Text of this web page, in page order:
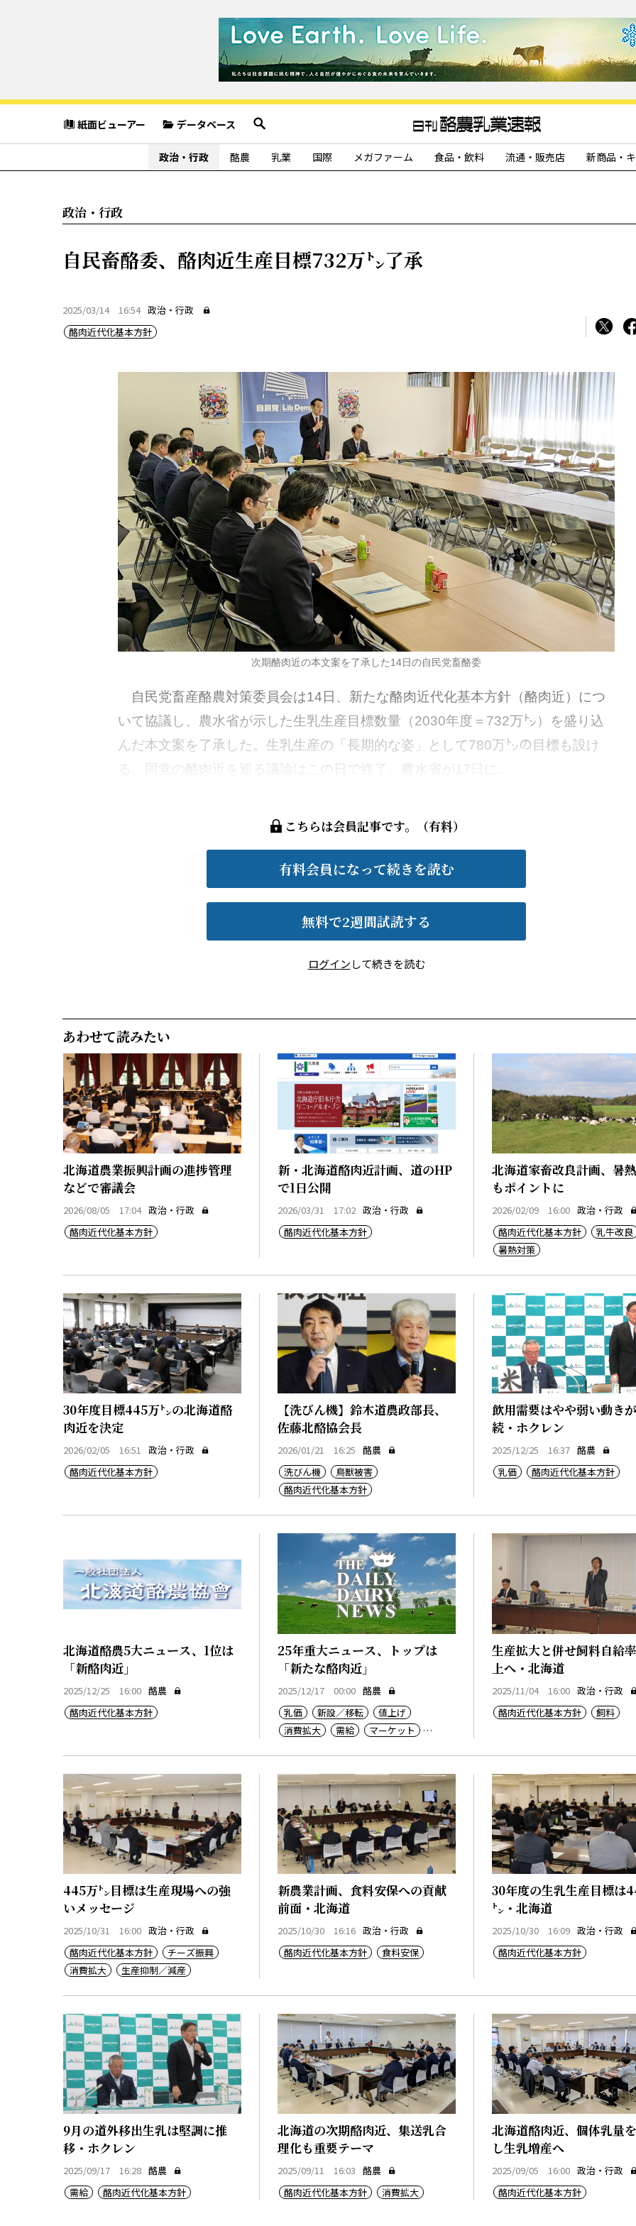
紙面ビューアー データベース
政治・行政 酪農 乳業 国際 メガファーム 食品・飲料 流通・販売店 新商品・
政治・行政
自民畜酪委、酪肉近生産目標732万㌧了承
2025/03/14 16:54 政治・行政
酪肉近代化基本方針
次期酪肉近の本文案を了承した14日の自民党畜酪委
自民党畜産酪農対策委員会は14日、新たな酪肉近代化基本方針（酪肉近）につ
いて協議し、農水省が示した生乳生産目標数量（2030年度＝732万㌧）を盛り込
んだ本文案を了承した。生乳生産の「長期的な姿」として780万㌧の目標も設け
る。同党の酪肉近を巡る議論はこの日で終了。農水省が17日に...
こちらは会員記事です。（有料）
有料会員になって続きを読む
無料で2週間試読する
ログインして続きを読む
あわせて読みたい
北海道農業振興計画の進捗管理
などで審議会
2026/08/05 17:04 政治・行政
酪肉近代化基本方針
新・北海道酪肉近計画、道のHP
で1日公開
2026/03/31 17:02 政治・行政
酪肉近代化基本方針
北海道家畜改良計画、暑
もポイントに
2026/02/09 16:00 政治・行政
酪肉近代化基本方針
乳牛改良
暑熱対策
30年度目標445万㌧の北海道酪
肉近を決定
2026/02/05 16:51 政治・行政
酪肉近代化基本方針
【洗びん機】鈴木道農政部長、
佐藤北酪協会長
2026/01/21 16:25 酪農
洗びん機
鳥獣被害
酪肉近代化基本方針
飲用需要はやや弱い動き
続・ホクレン
2025/12/25 16:37 酪農
乳価
酪肉近代化基本方針
北海道酪農5大ニュース、1位は
「新酪肉近」
2025/12/25 16:00 酪農
酪肉近代化基本方針
25年重大ニュース、トップは
「新たな酪肉近」
2025/12/17 00:00 酪農
乳価
新設／移転
値上げ
消費拡大
需給
マーケット
生産拡大と併せ飼料自給
上へ・北海道
2025/11/04 16:00 政治・行政
酪肉近代化基本方針
飼料
445万㌧目標は生産現場への強
いメッセージ
2025/10/31 16:00 政治・行政
酪肉近代化基本方針
チーズ振興
消費拡大
生産抑制／減産
新農業計画、食料安保への貢献
前面・北海道
2025/10/30 16:16 政治・行政
酪肉近代化基本方針
食料安保
30年度の生乳生産目標は
㌧・北海道
2025/10/30 16:09 政治・行政
酪肉近代化基本方針
9月の道外移出生乳は堅調に推
移・ホクレン
2025/09/17 16:28 酪農
需給
酪肉近代化基本方針
北海道の次期酪肉近、集送乳合
理化も重要テーマ
2025/09/11 16:03 酪農
酪肉近代化基本方針
消費拡大
北海道酪肉近、個体乳量
し生乳増産へ
2025/09/05 16:00 政治・行政
酪肉近代化基本方針